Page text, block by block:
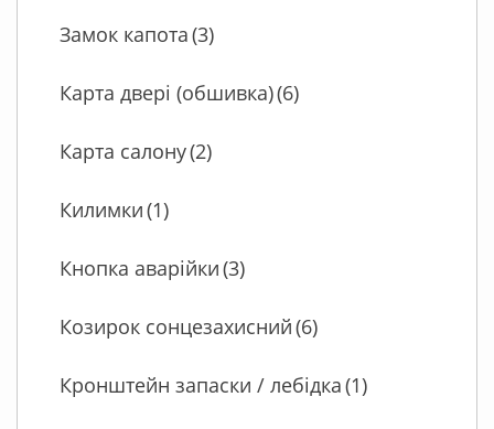
Замок капота(3)
Карта двері (обшивка)(6)
Карта салону(2)
Килимки(1)
Кнопка аварійки(3)
Козирок сонцезахисний(6)
Кронштейн запаски / лебідка(1)